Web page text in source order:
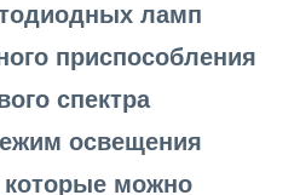
ламп
приспособления
спектра
освещения
можно